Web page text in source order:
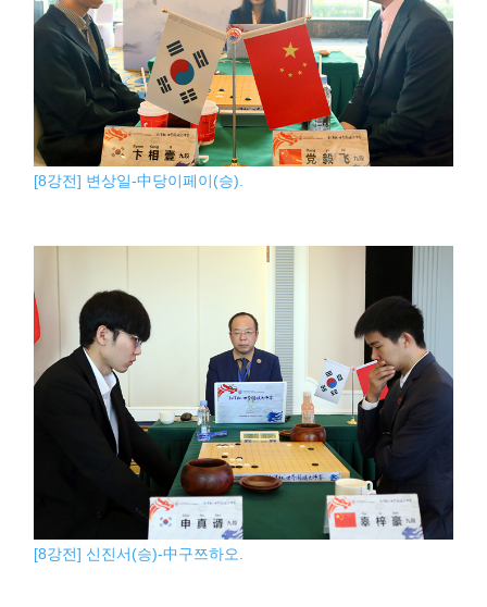
[8강전] 변상일-中당이페이(승).
[8강전] 신진서(승)-中구쯔하오.